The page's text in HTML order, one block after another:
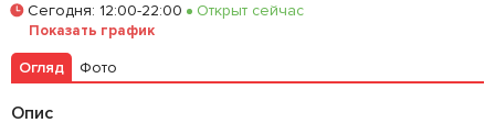
Сегодня: 12:00-22:00 Открыт сейчас
Показать график
Огляд Фото
Опис